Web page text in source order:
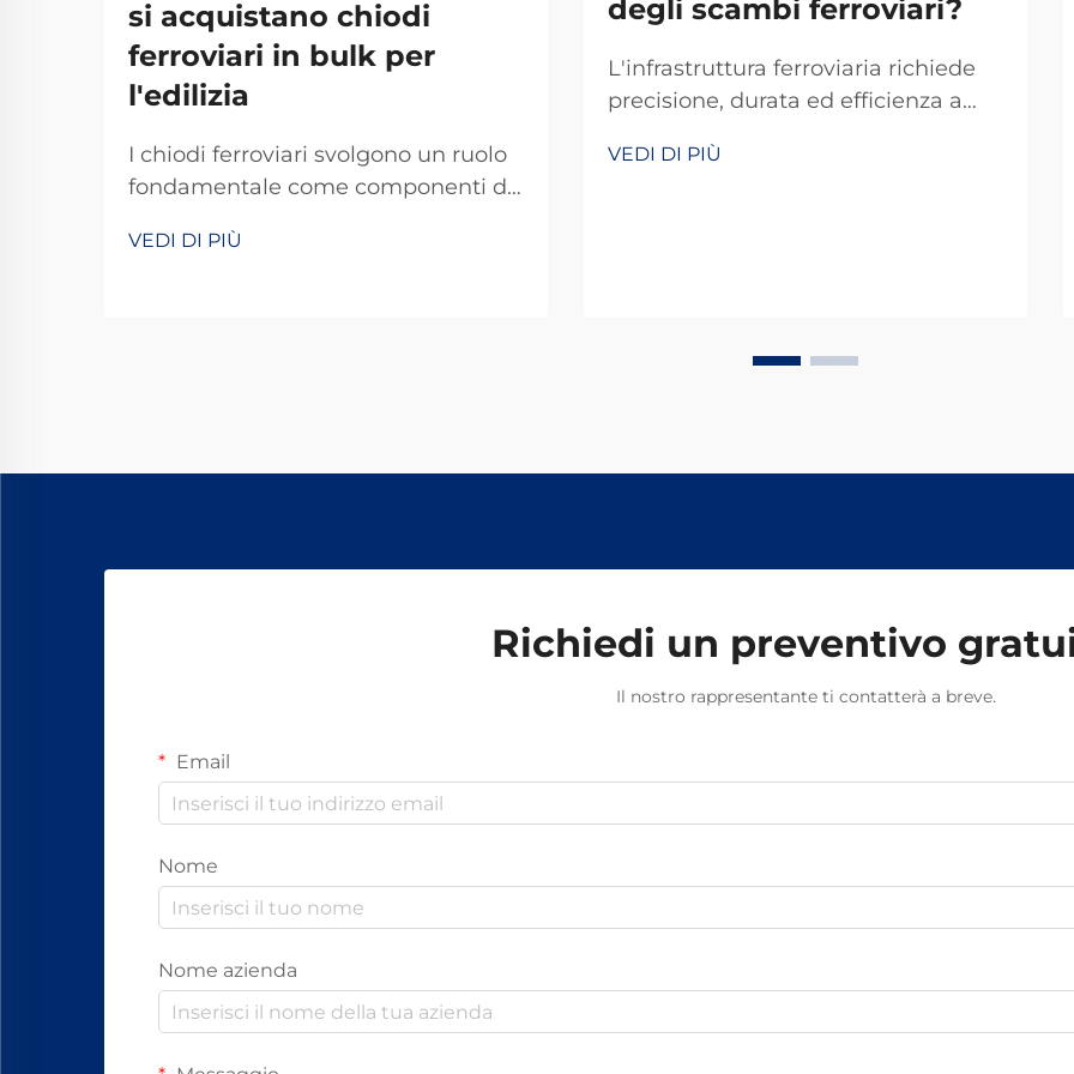
si acquistano chiodi
ferroviari in bulk per
l'edilizia
I chiodi ferroviari svolgono un ruolo
fondamentale come componenti di
manutenzione delle ferrovie,
VEDI DI PIÙ
degli scambi ferroviari?
L'infrastruttura ferroviaria richiede
precisione, durata ed efficienza a
componenti critici come i deviatoi.
VEDI DI PIÙ
Richiedi un preventivo
Il nostro rappresentante ti contatterà a breve.
Email
Nome
Nome azienda